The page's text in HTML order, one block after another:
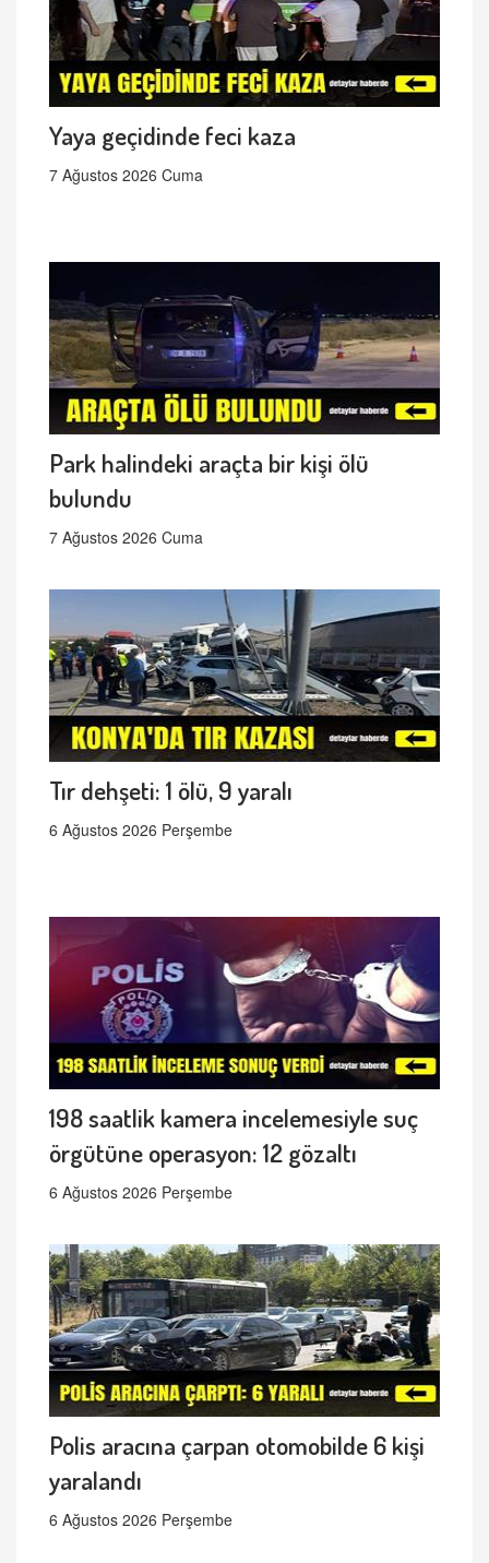
Yaya geçidinde feci kaza
7 Ağustos 2026 Cuma
Park halindeki araçta bir kişi ölü
bulundu
7 Ağustos 2026 Cuma
Tır dehşeti: 1 ölü, 9 yaralı
6 Ağustos 2026 Perşembe
198 saatlik kamera incelemesiyle suç
örgütüne operasyon: 12 gözaltı
6 Ağustos 2026 Perşembe
Polis aracına çarpan otomobilde 6 kişi
yaralandı
6 Ağustos 2026 Perşembe